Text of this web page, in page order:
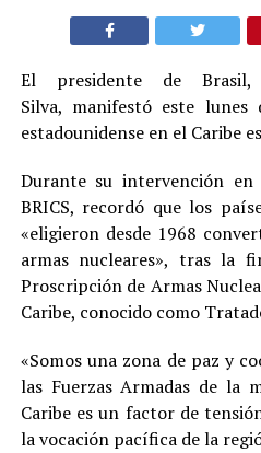
El presidente de
Silva, manifestó este
estadounidense en el Caribe
Durante su intervención
BRICS, recordó que los
«eligieron desde 1968
armas nucleares», tras la
Proscripción de Armas
Caribe, conocido como
«Somos una zona de paz y
las Fuerzas Armadas de la
Caribe es un factor de
la vocación pacífica de la